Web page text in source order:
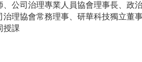
公司治理專業人員協會理事長、政
理協會常務理事、研華科技獨立董
授課